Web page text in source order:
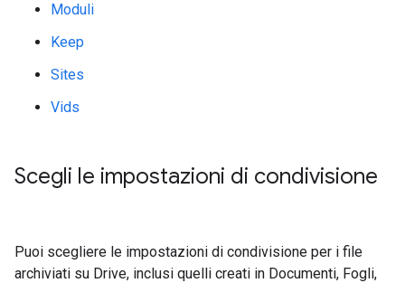
Moduli
Keep
Sites
Vids
Scegli le impostazioni di condivisione
Puoi scegliere le impostazioni di condivisione per i file
archiviati su Drive, inclusi quelli creati in Documenti, Fogli,